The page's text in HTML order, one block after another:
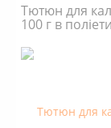
Тютюн для
100 г в